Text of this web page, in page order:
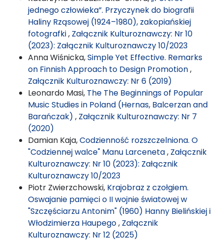
jednego człowieka”. Przyczynek do biografii
Haliny Rząsowej (1924–1980), zakopiańskiej
fotografki, Załącznik Kulturoznawczy: Nr 10
(2023): Załącznik Kulturoznawczy 10/2023
Anna Wiśnicka,Simple Yet Effective. Remarks
on Finnish Approach to Design Promotion,
Załącznik Kulturoznawczy: Nr 6 (2019)
Leonardo Masi, The The Beginnings of Popular
Music Studies in Poland (Hernas, Balcerzan and
Barańczak) , Załącznik Kulturoznawczy: Nr 7
(2020)
Damian Kaja,Codzienność rozszczelniona. O
"Codziennej walce" Manu Larceneta, Załącznik
Kulturoznawczy: Nr 10 (2023): Załącznik
Kulturoznawczy 10/2023
Piotr Zwierzchowski, Krajobraz z czołgiem.
Oswajanie pamięci o II wojnie światowej w
"Szczęściarzu Antonim" (1960) Hanny Bielińskiej i
Włodzimierza Haupego, Załącznik
Kulturoznawczy: Nr 12 (2025)